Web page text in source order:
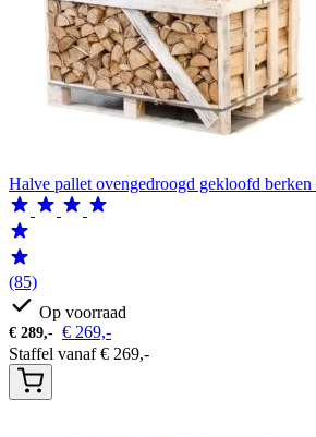
Halve pallet ovengedroogd gekloofd berken
(85)
Op voorraad
€ 289,- € 269,-
Staffel vanaf€ 269,-